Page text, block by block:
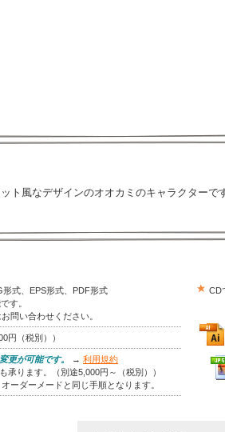
ト風なデザインのオオカミのキャラクターで
式、EPS形式、PDF形式
す。
問い合わせください。
円（税別））
更が可能です。 →利用規約
承ります。（別途5,000円～（税別））
ーダーメードと同じ手順となります。
CD